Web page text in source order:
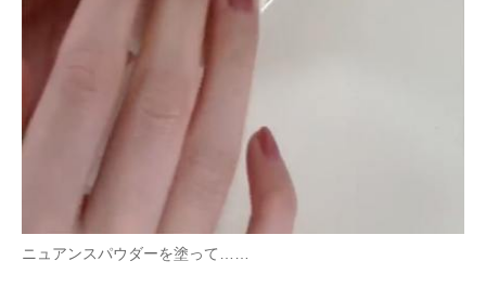
ニュアンスパウダーを塗って……